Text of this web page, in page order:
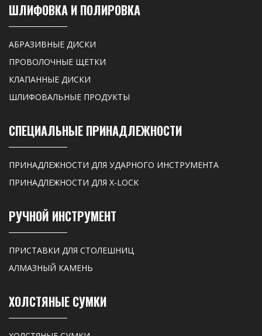
ШЛИФОВКА И ПОЛИРОВКА
АБРАЗИВНЫЕ ДИСКИ
ПРОВОЛОЧНЫЕ ЩЕТКИ
КЛАПАННЫЕ ДИСКИ
ШЛИФОВАЛЬНЫЕ ПРОДУКТЫ
СПЕЦИАЛЬНЫЕ ПРИНАДЛЕЖНОСТИ
ПРИНАДЛЕЖНОСТИ ДЛЯ УДАРНОГО ИНСТРУМЕНТА
ПРИНАДЛЕЖНОСТИ ДЛЯ X-LOCK
РУЧНОЙ ИНСТРУМЕНТ
ПРИСТАВКИ ДЛЯ СТОЛЕШНИЦ
АЛМАЗНЫЙ КАМЕНЬ
ХОЛСТЯНЫЕ СУМКИ